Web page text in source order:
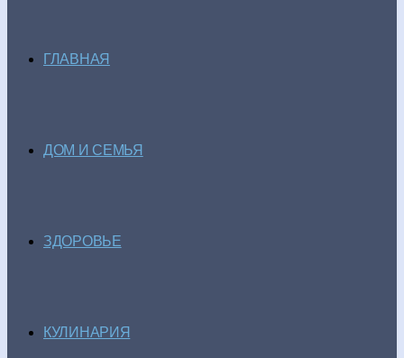
ГЛАВНАЯ
ДОМ И СЕМЬЯ
ЗДОРОВЬЕ
КУЛИНАРИЯ